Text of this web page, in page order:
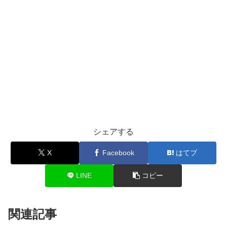
シェアする
X Facebook はてブ
LINE コピー
関連記事